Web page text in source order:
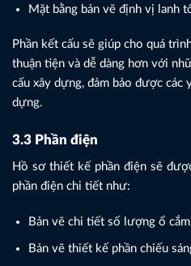
Mặt bằng bản vẽ định vị lanh
Phần kết cấu sẽ giúp cho quá
thuận tiện và dễ dàng hơn với
cấu xây dựng, đảm bảo được
dựng.
3.3 Phần điện
Hồ sơ thiết kế phần điện sẽ
phần điện chi tiết như:
Bản vẽ chi tiết số lượng ổ
Bản vẽ thiết kế phần chiếu